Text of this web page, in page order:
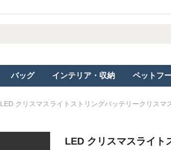
バッグ インテリア・収納 ペットフ
LED クリスマスライトストリングバッテリークリス
LED クリスマスライト